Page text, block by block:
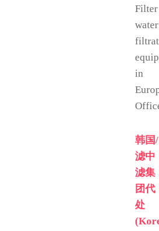
Filter
water
in
韩国/
滤中
滤集
团代
处